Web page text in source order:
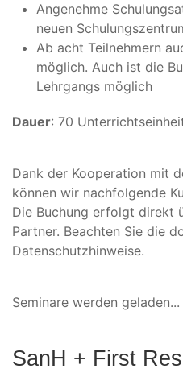
Angenehme
neuen
Ab acht Teilnehmern
möglich. Auch ist die
Lehrgangs möglich
Dauer: 70
Dank der Kooperation mit
können wir nachfolgende
Die Buchung erfolgt direkt
Partner. Beachten Sie die
Datenschutzhinweise.
Seminare werden geladen...
SanH + First